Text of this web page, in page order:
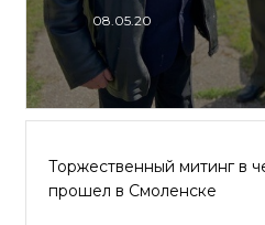
08.05.20
Торжественный митинг в
прошел в Смоленске